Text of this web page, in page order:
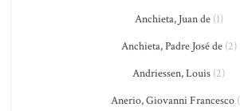
Anchieta, Juan de(1)
Anchieta, Padre José de(2)
Andriessen, Louis (2)
Anerio, Giovanni Francesco